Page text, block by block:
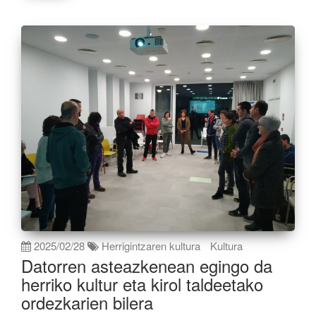
2025/02/28 Herrigintzaren kultura Kultura
Datorren asteazkenean egingo da
herriko kultur eta kirol taldeetako
ordezkarien bilera